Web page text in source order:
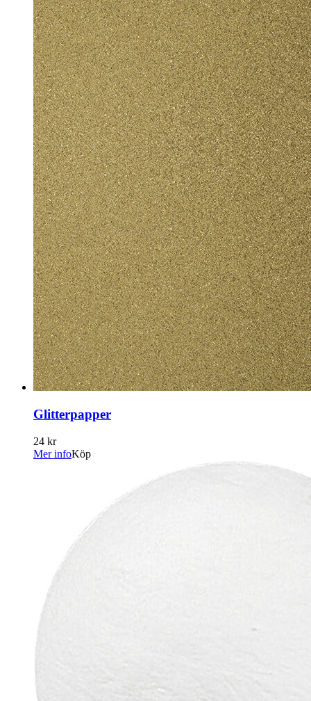
Glitterpapper
24 kr
Mer infoKöp